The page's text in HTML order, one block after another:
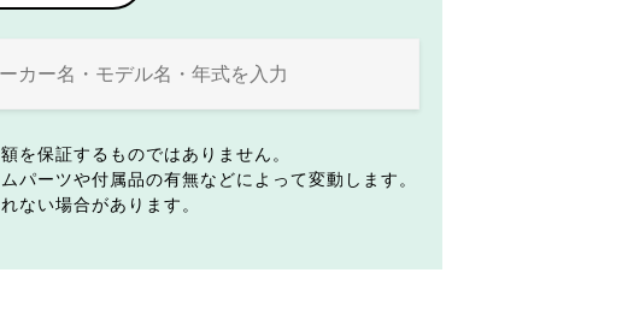
を保証するものではありません。
パーツや付属品の有無などによって変動します。
ない場合があります。